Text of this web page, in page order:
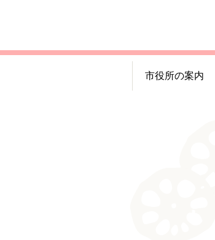
市役所の案内